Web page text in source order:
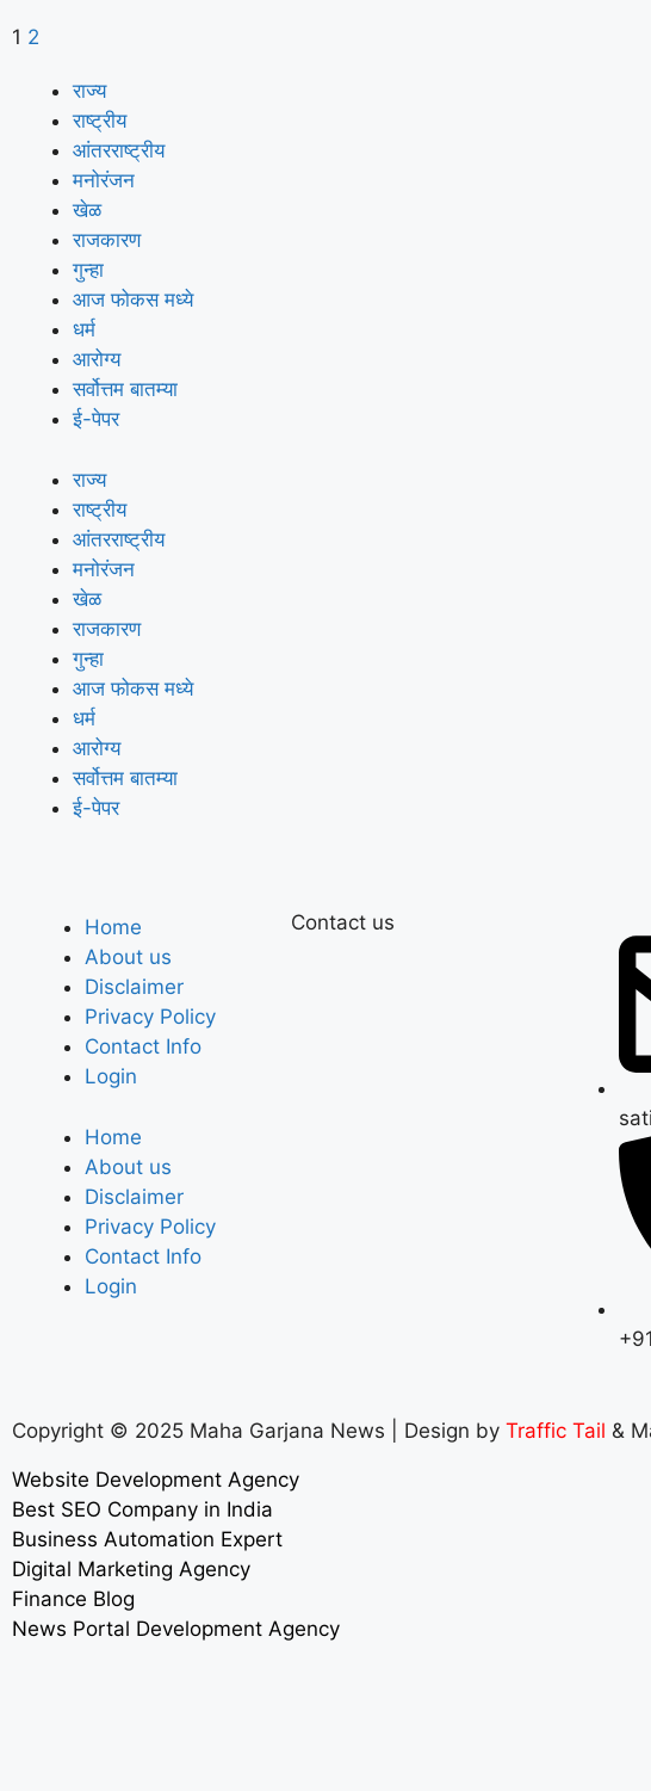
1 2
राज्य
राष्ट्रीय
आंतरराष्ट्रीय
मनोरंजन
खेळ
राजकारण
गुन्हा
आज फोकस मध्ये
धर्म
आरोग्य
सर्वोत्तम बातम्या
ई-पेपर
राज्य
राष्ट्रीय
आंतरराष्ट्रीय
मनोरंजन
खेळ
राजकारण
गुन्हा
आज फोकस मध्ये
धर्म
आरोग्य
सर्वोत्तम बातम्या
ई-पेपर
Home
About us
Disclaimer
Privacy Policy
Contact Info
Login
Home
About us
Disclaimer
Privacy Policy
Contact Info
Login
Contact us
Copyright © 2025 Maha Garjana News | Design by Traffic Tail &
Website Development Agency
Best SEO Company in India
Business Automation Expert
Digital Marketing Agency
Finance Blog
News Portal Development Agency